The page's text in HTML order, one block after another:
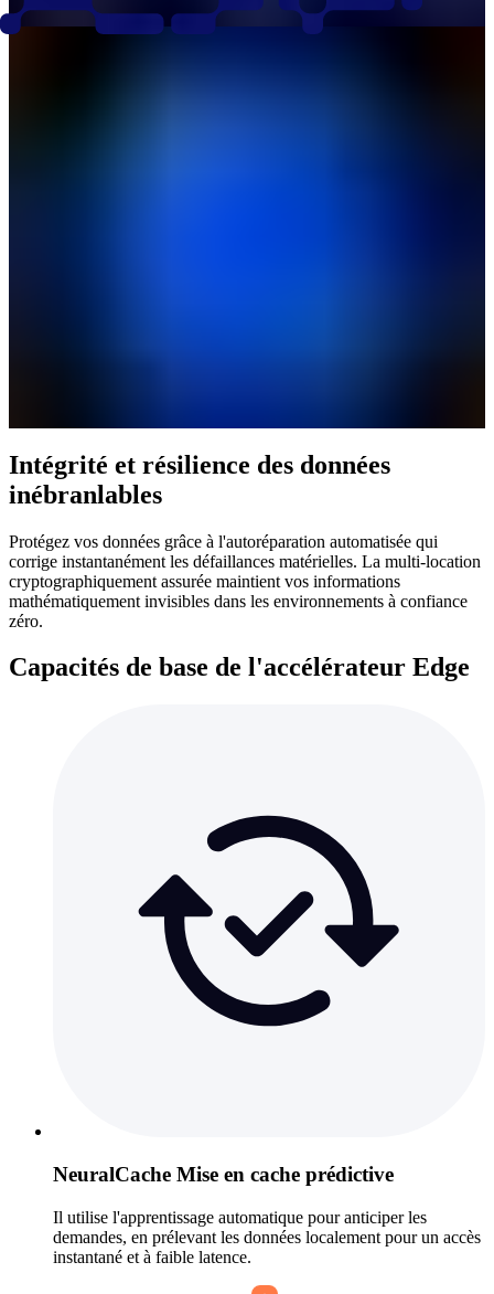
Intégrité et résilience des données
inébranlables
Protégez vos données grâce à l'autoréparation automatisée qui
corrige instantanément les défaillances matérielles. La multi-location
cryptographiquement assurée maintient vos informations
mathématiquement invisibles dans les environnements à confiance
zéro.
Capacités de base de l'accélérateur Edge
NeuralCache Mise en cache prédictive
Il utilise l'apprentissage automatique pour anticiper les
demandes, en prélevant les données localement pour un accès
instantané et à faible latence.